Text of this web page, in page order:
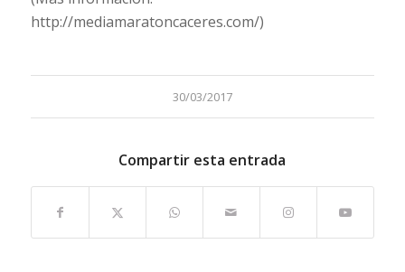
http://mediamaratoncaceres.com/)
30/03/2017
Compartir esta entrada